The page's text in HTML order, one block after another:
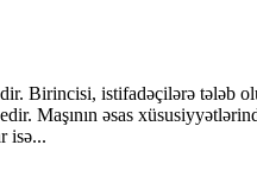
Birincisi, istifadəçilərə tələb
Maşının əsas
isə...